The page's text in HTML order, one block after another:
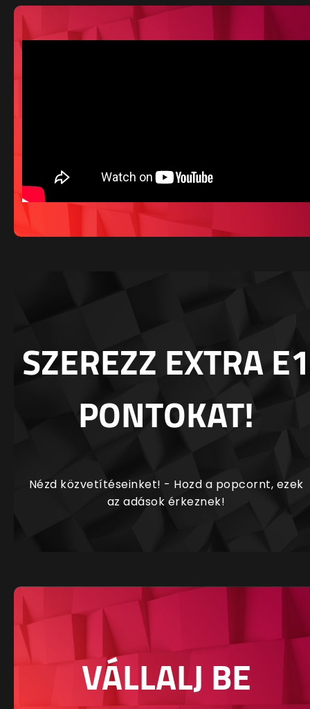
SZEREZZ EXTRA E1
PONTOKAT!
Nézd közvetítéseinket! - Hozd a popcornt, ezek
az adások érkeznek!
VÁLLALJ BE